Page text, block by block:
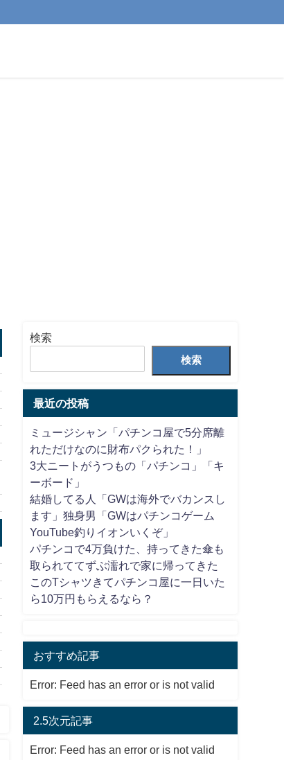
検索
検索
最近の投稿
ミュージシャン「パチンコ屋で5分席離
れただけなのに財布パクられた！」
3大ニートがうつもの「パチンコ」「キ
ーボード」
結婚してる人「GWは海外でバカンスし
ます」独身男「GWはパチンコゲーム
YouTube釣りイオンいくぞ」
パチンコで4万負けた、持ってきた傘も
取られててずぶ濡れで家に帰ってきた
このTシャツきてパチンコ屋に一日いた
ら10万円もらえるなら？
おすすめ記事
Error: Feed has an error or is not valid
2.5次元記事
Error: Feed has an error or is not valid